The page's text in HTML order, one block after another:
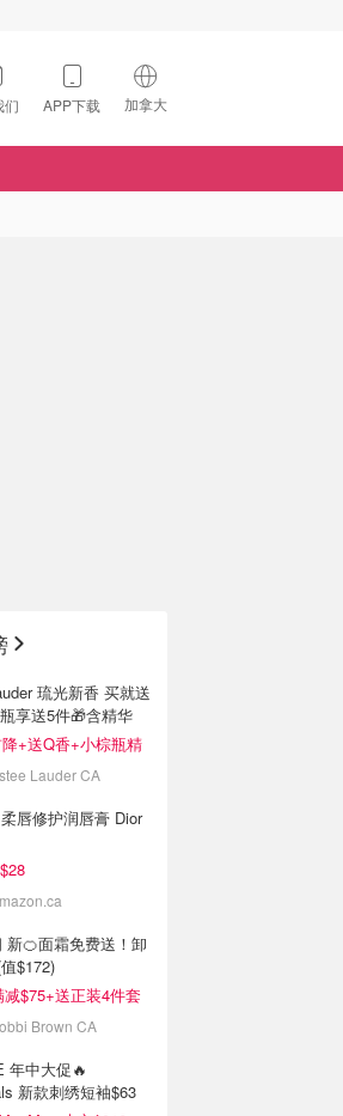
们 APP下载 加拿大
🇺🇸
琉光新香 买就送
享送5件🎁含精华
+送Q香+小棕瓶精
Lauder CA
唇修护润唇膏 Dior
新🍊面霜免费送！卸
$172)
$75+送正装4件套
Brown CA
年中大促🔥
新款刺绣短袖$63